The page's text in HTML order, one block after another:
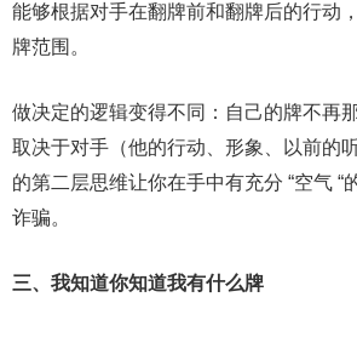
能够根据对手在翻牌前和翻牌后的行动
牌范围。
做决定的逻辑变得不同：自己的牌不再
取决于对手（他的行动、形象、以前的
的第二层思维让你在手中有充分 “空气 “
诈骗。
三、我知道你知道我有什么牌